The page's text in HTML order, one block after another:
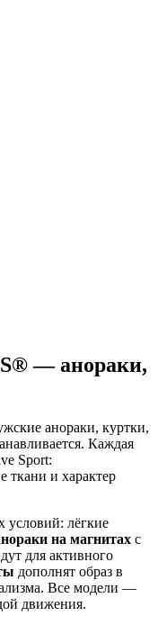
— анораки,
анораки, куртки,
Каждая
Sport:
ткани и характер
условий: лёгкие
на магнитах с
для активного
дополнят образ в
Все модели —
движения.